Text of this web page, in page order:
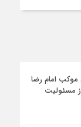
امام رضا
مسئولیت